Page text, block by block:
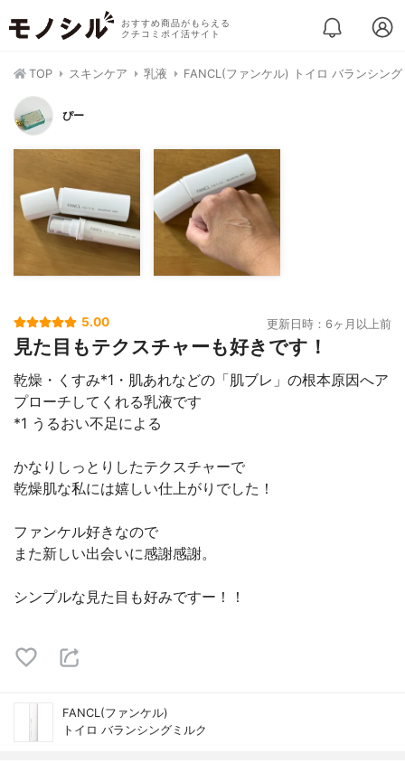
おすすめ商品がもらえる
クチコミポイ活サイト
TOP スキンケア 乳液 FANCL(ファンケル) トイロ バランシング
ぴー
5.00 更新日時：6ヶ月以上前
見た目もテクスチャーも好きです！
乾燥・くすみ*1・肌あれなどの「肌ブレ」の根本原因へア
プローチしてくれる乳液です
*1 うるおい不足による
かなりしっとりしたテクスチャーで
乾燥肌な私には嬉しい仕上がりでした！
ファンケル好きなので
また新しい出会いに感謝感謝。
シンプルな見た目も好みですー！！
FANCL(ファンケル)
トイロ バランシングミルク